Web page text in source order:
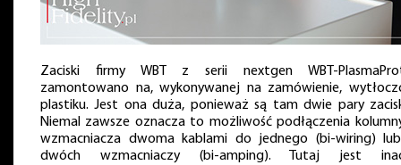
Zaciski firmy WBT z serii nextgen WBT-
zamontowano na, wykonywanej na zamówienie,
plastiku. Jest ona duża, ponieważ są tam dwie pary
Niemal zawsze oznacza to możliwość podłączenia
wzmacniacza dwoma kablami do jednego (bi-wiring)
dwóch wzmacniaczy (bi-amping). Tutaj jest